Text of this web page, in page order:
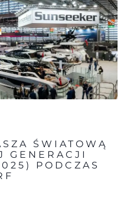
ŚWIATOWĄ
GENERACJI
PODCZAS